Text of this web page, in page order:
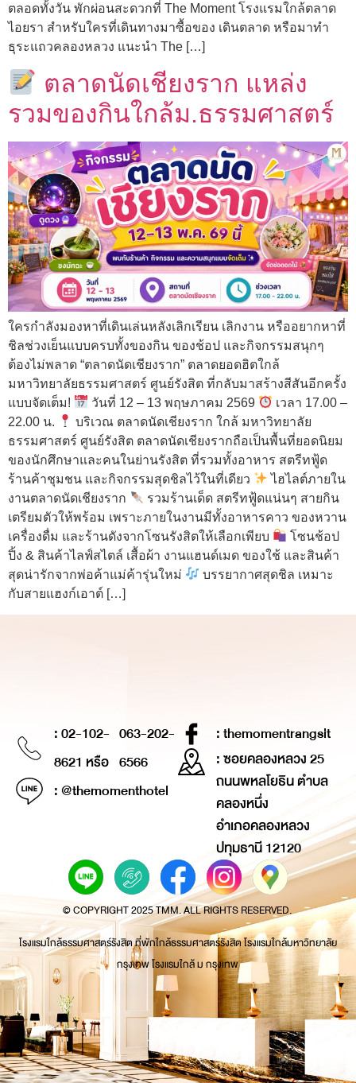
ตลอดทั้งวัน พักผ่อนสะดวกที่ The Moment โรงแรมใกล้ตลาด
ไอยรา สำหรับใครที่เดินทางมาซื้อของ เดินตลาด หรือมาทำ
ธุระแถวคลองหลวง แนะนำ The […]
ตลาดนัดเชียงราก แหล่ง
รวมของกินใกล้ม.ธรรมศาสตร์
ใครกำลังมองหาที่เดินเล่นหลังเลิกเรียน เลิกงาน หรืออยากหาที่
ชิลช่วงเย็นแบบครบทั้งของกิน ของช้อป และกิจกรรมสนุกๆ
ต้องไม่พลาด “ตลาดนัดเชียงราก” ตลาดยอดฮิตใกล้
มหาวิทยาลัยธรรมศาสตร์ ศูนย์รังสิต ที่กลับมาสร้างสีสันอีกครั้ง
แบบจัดเต็ม!
วันที่ 12 – 13 พฤษภาคม 2569
เวลา 17.00 –
22.00 น.
บริเวณ ตลาดนัดเชียงราก ใกล้ มหาวิทยาลัย
ธรรมศาสตร์ ศูนย์รังสิต ตลาดนัดเชียงรากถือเป็นพื้นที่ยอดนิยม
ของนักศึกษาและคนในย่านรังสิต ที่รวมทั้งอาหาร สตรีทฟู้ด
ร้านค้าชุมชน และกิจกรรมสุดชิลไว้ในที่เดียว
ไฮไลต์ภายใน
งานตลาดนัดเชียงราก
รวมร้านเด็ด สตรีทฟู้ดแน่นๆ สายกิน
เตรียมตัวให้พร้อม เพราะภายในงานมีทั้งอาหารคาว ของหวาน
เครื่องดื่ม และร้านดังจากโซนรังสิตให้เลือกเพียบ
โซนช้อป
ปิ้ง & สินค้าไลฟ์สไตล์ เสื้อผ้า งานแฮนด์เมด ของใช้ และสินค้า
สุดน่ารักจากพ่อค้าแม่ค้ารุ่นใหม่
บรรยากาศสุดชิล เหมาะ
กับสายแฮงก์เอาต์ […]
: 02-102-
8621 หรือ
063-202-
6566
: @themomenthotel
: themomentrangsit
: ซอยคลองหลวง 25
ถนนพหลโยธิน ตำบล
คลองหนึ่ง
อำเภอคลองหลวง
ปทุมธานี 12120
© COPYRIGHT 2025 TMM. ALL RIGHTS RESERVED.
โรงแรมใกล้ธรรมศาสตร์รังสิต ที่พักใกล้ธรรมศาสตร์รังสิต โรงแรมใกล้มหาวิทยาลัย
กรุงเทพ โรงแรมใกล้ ม กรุงเทพ